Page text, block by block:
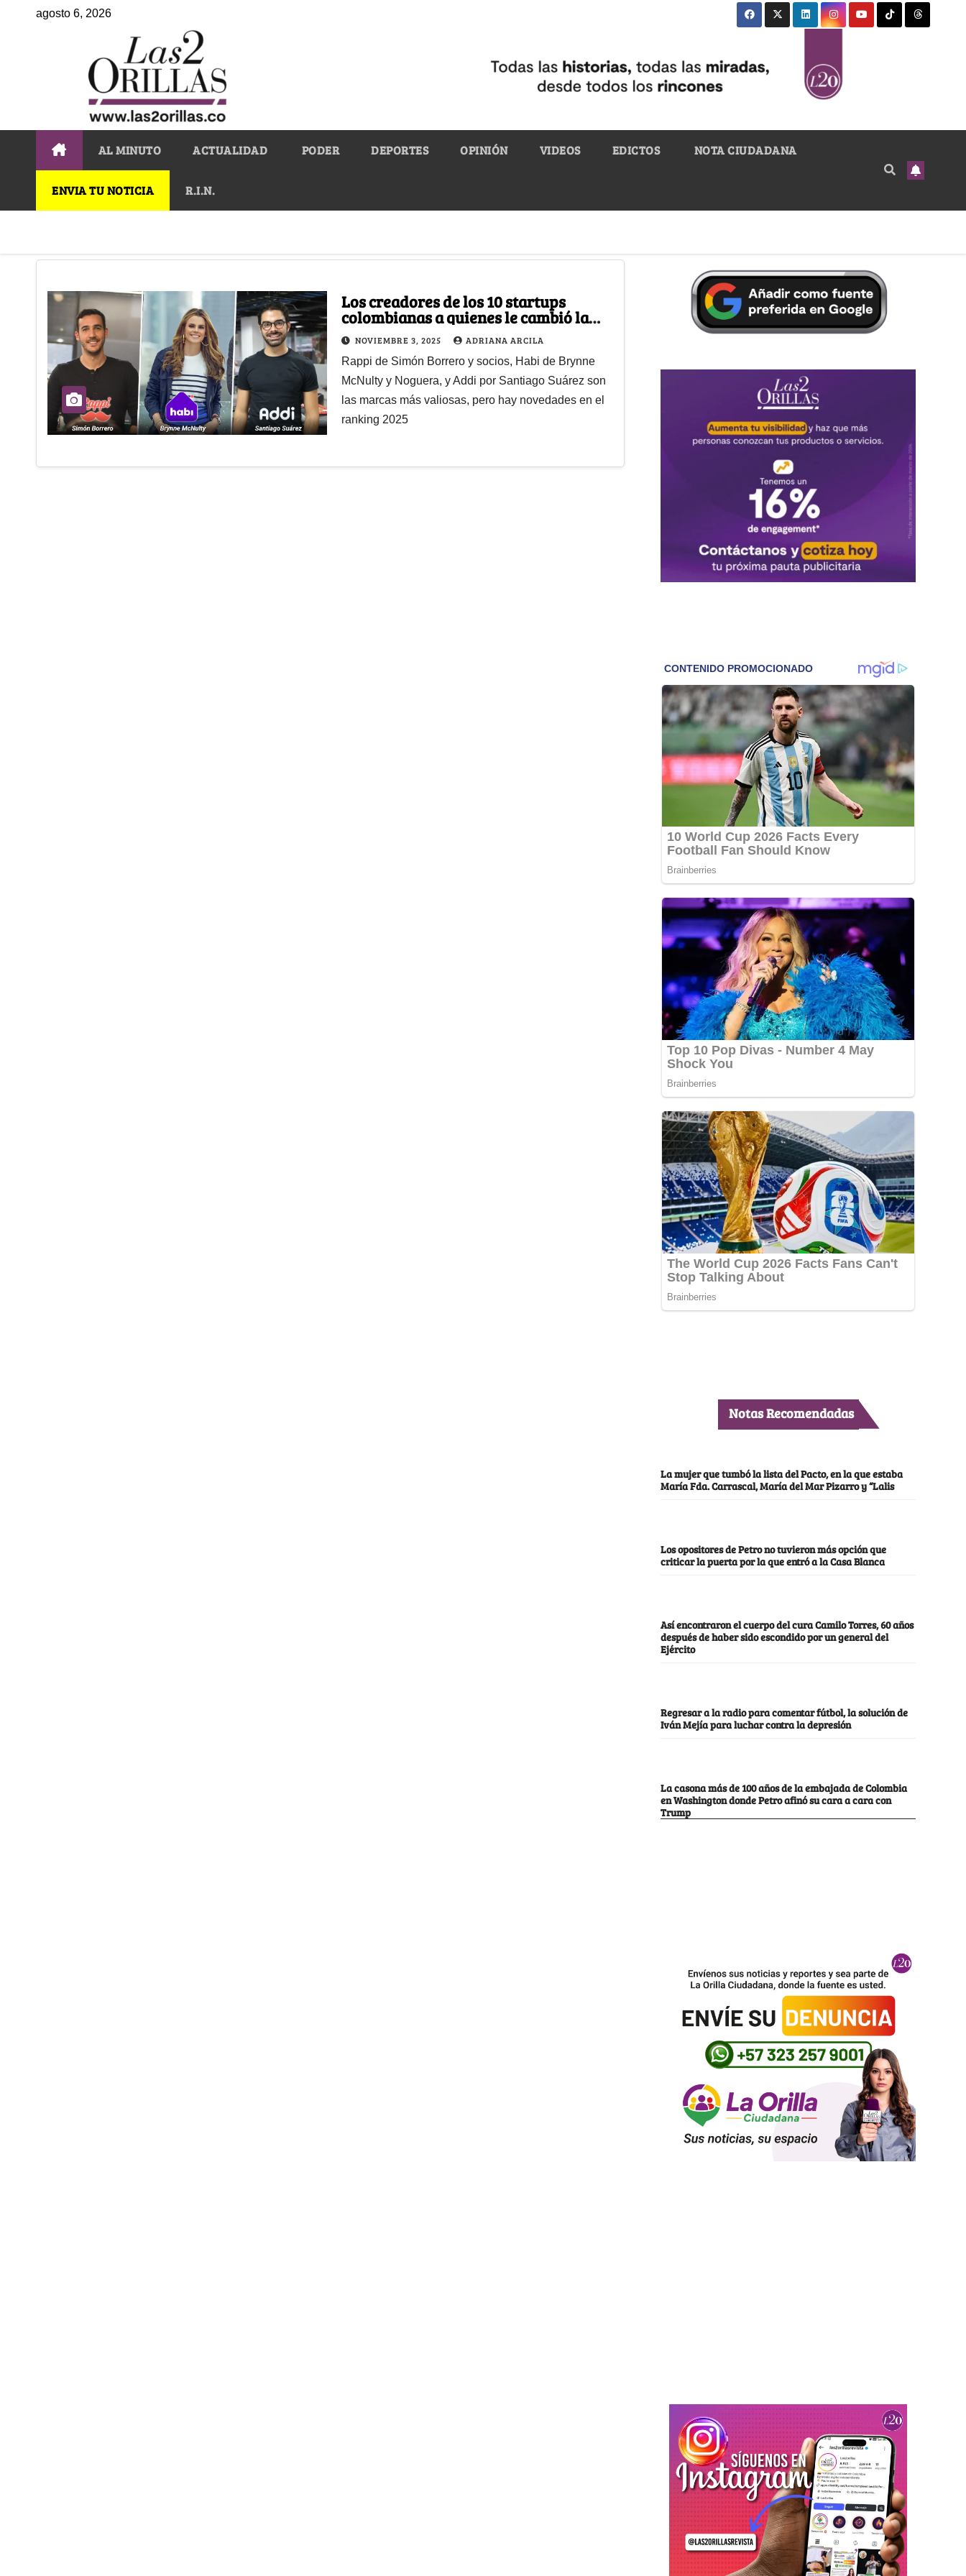
agosto 6, 2026
AL MINUTO ACTUALIDAD PODER DEPORTES OPINIÓN VIDEOS EDICTOS NOTA CIUDADANA
ENVIA TU NOTICIA R.I.N.
Los creadores de los 10 startups
colombianas a quienes le cambió la
vida con un chispazo
NOVIEMBRE 3, 2025 ADRIANA ARCILA
Rappi de Simón Borrero y socios, Habi de Brynne
McNulty y Noguera, y Addi por Santiago Suárez son
las marcas más valiosas, pero hay novedades en el
ranking 2025
Notas Recomendadas
La mujer que tumbó la lista del Pacto, en la que estaba
María Fda. Carrascal, María del Mar Pizarro y “Lalis
Los opositores de Petro no tuvieron más opción que
criticar la puerta por la que entró a la Casa Blanca
Así encontraron el cuerpo del cura Camilo Torres, 60 años
después de haber sido escondido por un general del
Ejército
Regresar a la radio para comentar fútbol, la solución de
Iván Mejía para luchar contra la depresión
La casona más de 100 años de la embajada de Colombia
en Washington donde Petro afinó su cara a cara con
Trump